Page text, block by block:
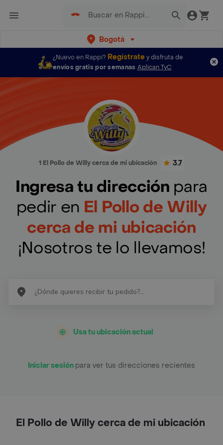
Bogotá
¿Nuevo en Rappi? Regístratey disfruta de
envíos gratis por semanas Aplican TyC
1 El Pollo de Willy cerca de mi ubicación 3.7
Ingresa tu dirección para
pedir en El Pollo de Willy
cerca de mi ubicación
¡Nosotros te lo llevamos!
Usa tu ubicación actual
Iniciar sesión para ver tus direcciones recientes
El Pollo de Willy cerca de mi ubicación